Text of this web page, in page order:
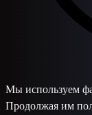
Мы используем
Продолжая им